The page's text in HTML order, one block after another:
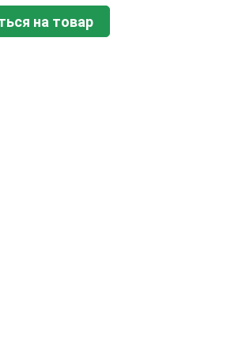
на товар